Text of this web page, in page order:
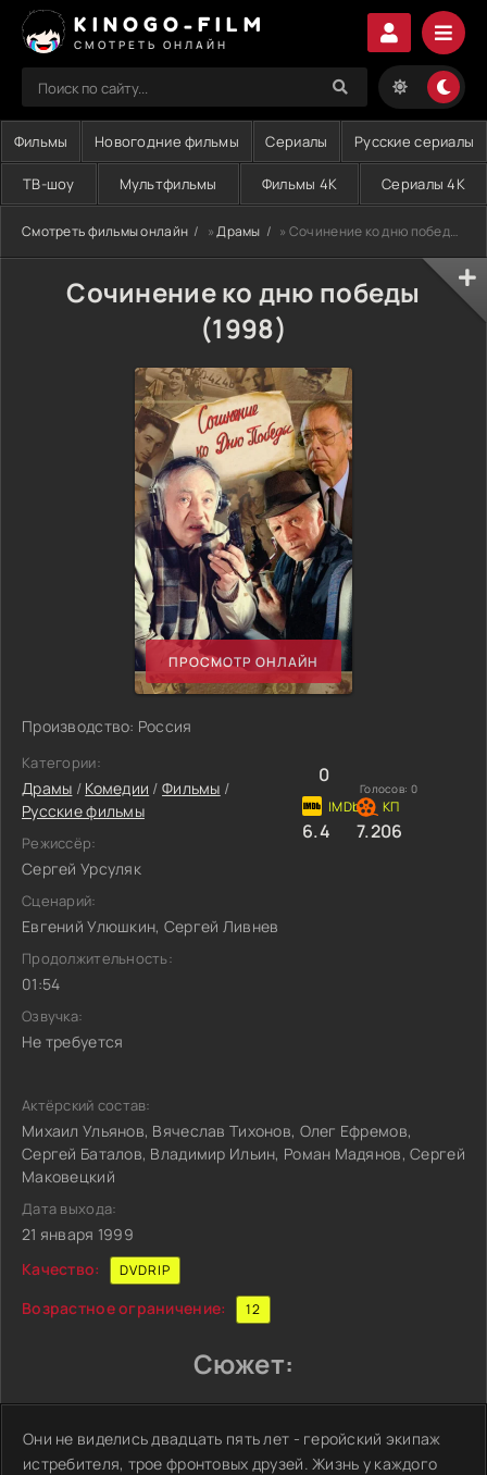
KINOGO-FILM
СМОТРЕТЬ ОНЛАЙН
Фильмы Новогодние фильмы Сериалы Русские сериалы
ТВ-шоу Мультфильмы Фильмы 4K Сериалы 4K
Смотреть фильмы онлайн »Драмы » Сочинение ко дню победы (1998)
Сочинение ко дню победы
(1998)
ПРОСМОТР ОНЛАЙН
Производство: Россия
Категории:
Драмы / Комедии /Фильмы /
Русские фильмы
Режиссёр:
Сергей Урсуляк
Сценарий:
Евгений Улюшкин, Сергей Ливнев
Продолжительность:
01:54
Озвучка:
Не требуется
0
Голосов: 0
6.4 7.206
Актёрский состав:
Михаил Ульянов, Вячеслав Тихонов, Олег Ефремов,
Сергей Баталов, Владимир Ильин, Роман Мадянов, Сергей
Маковецкий
Дата выхода:
21 января 1999
Качество:
DVDRIP
Возрастное ограничение: 12
Сюжет:
Они не виделись двадцать пять лет - геройский экипаж
истребителя, трое фронтовых друзей. Жизнь у каждого